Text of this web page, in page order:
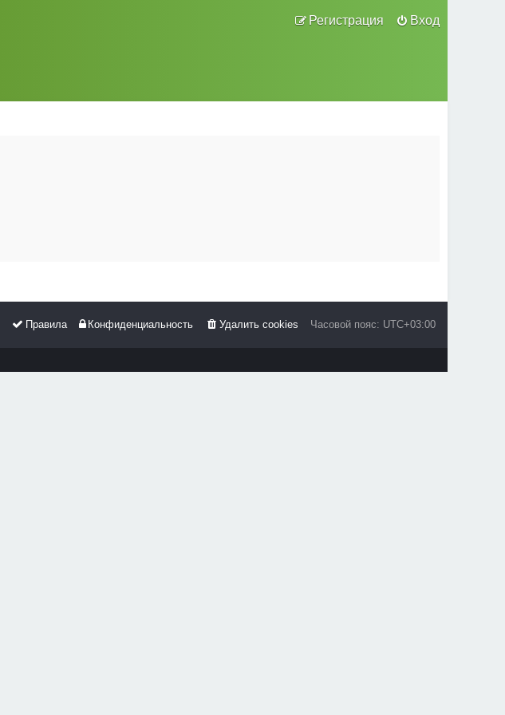
Вход
Регистрация
Часовой пояс: UTC+03:00
Удалить cookies
Конфиденциальность
Правила